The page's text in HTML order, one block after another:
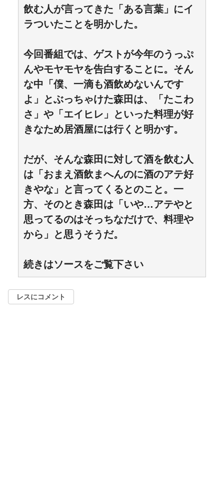
飲む人が言ってきた「ある言葉」にイ
ラついたことを明かした。
今回番組では、ゲストが今年のうっぷ
んやモヤモヤを告白することに。そん
な中「僕、一滴も酒飲めないんです
よ」とぶっちゃけた森田は、「たこわ
さ」や「エイヒレ」といった料理が好
きなため居酒屋には行くと明かす。
だが、そんな森田に対して酒を飲む人
は「おまえ酒飲まへんのに酒のアテ好
きやな」と言ってくるとのこと。一
方、そのとき森田は「いや…アテやと
思ってるのはそっちなだけで、料理や
から」と思うそうだ。
続きはソースをご覧下さい
レスにコメント